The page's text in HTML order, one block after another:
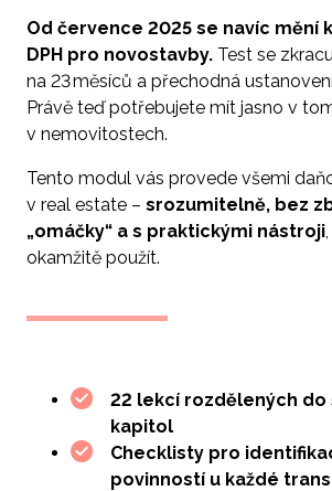
Od července 2025 se navíc mění
DPH pro novostavby. Test se
na 23 měsíců a přechodná ustanoven
Právě teď potřebujete mít jasno v
v nemovitostech.
Tento modul vás provede všemi
v real estate – srozumitelně, bez
„omáčky“ a s praktickými nástroji
okamžitě použít.
22 lekcí rozdělených
kapitol
Checklisty pro
povinností u každé